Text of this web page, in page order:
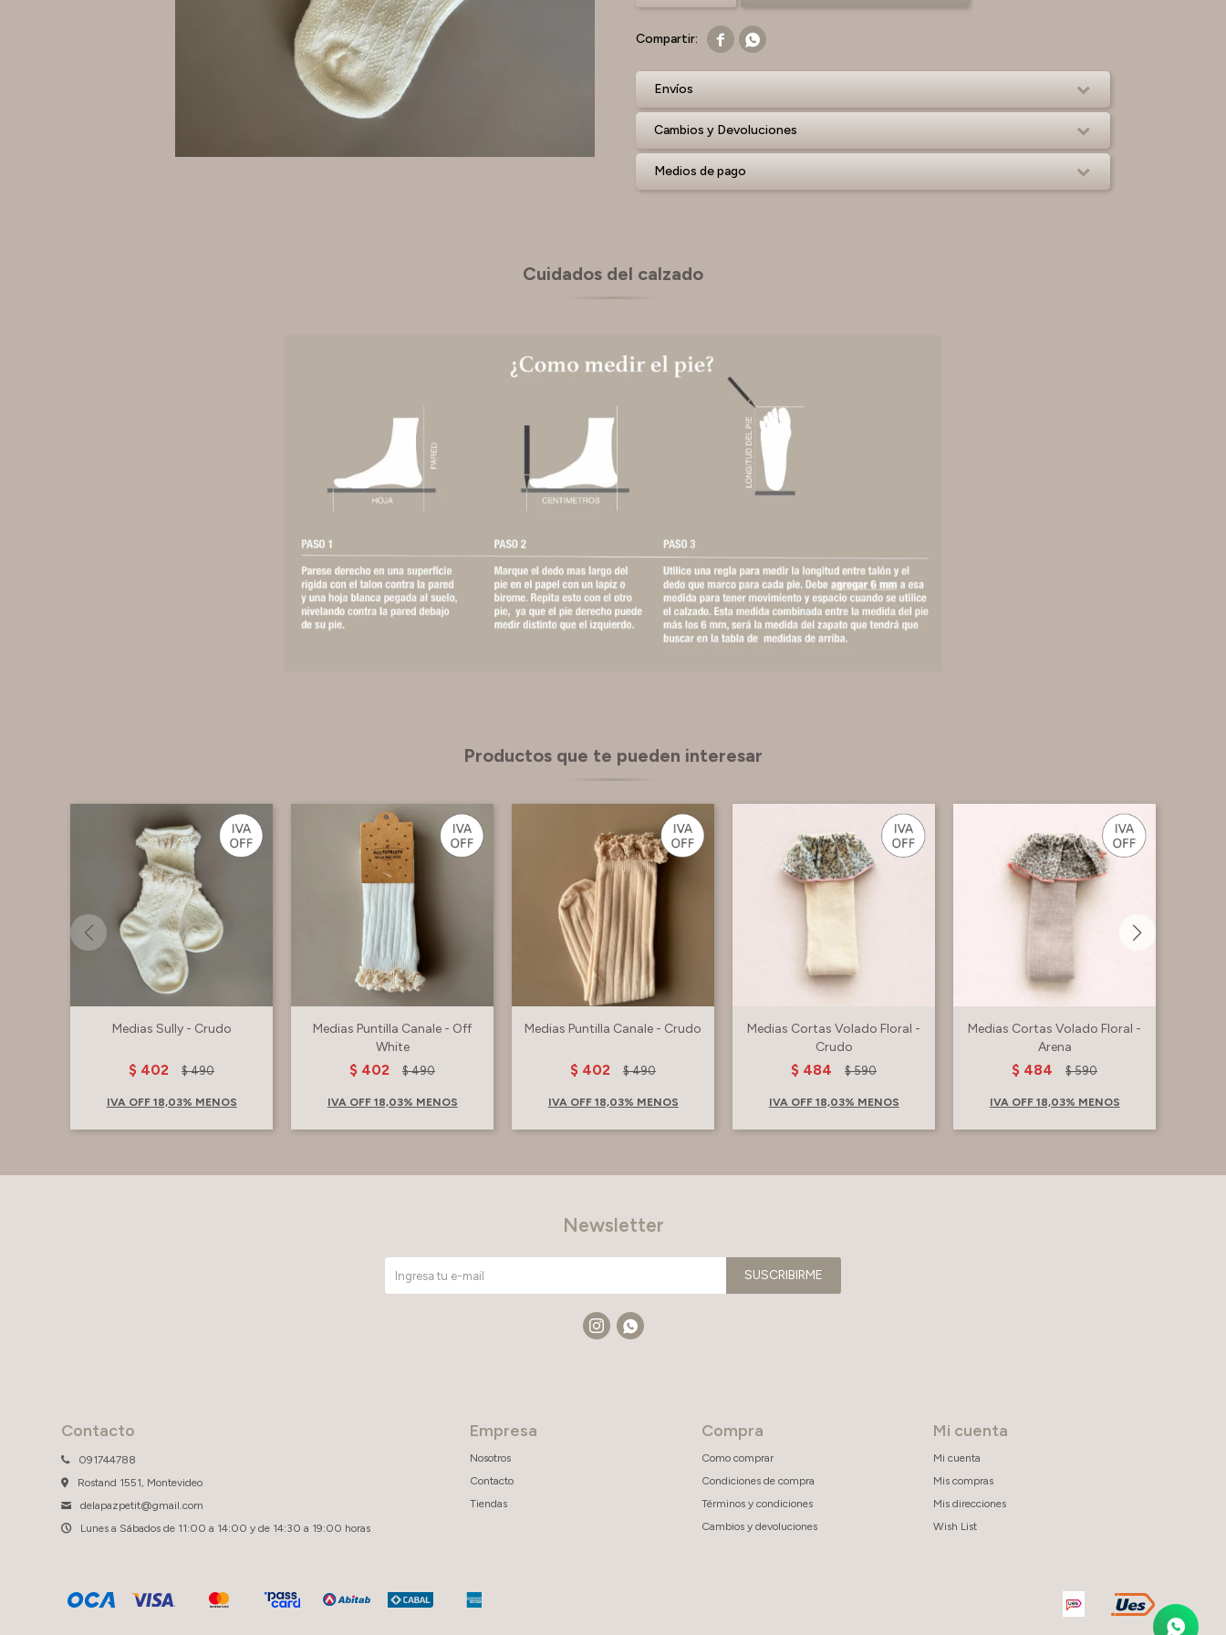
 
Envíos
Cambios y Devoluciones
Medios de pago
Cuidados del calzado
Productos que te pueden interesar
Medias Sully - Crudo
$ 402 $ 490
IVA OFF 18,03% MENOS
Medias Puntilla Canale - Off
White
$ 402 $ 490
IVA OFF 18,03% MENOS
Medias Puntilla Canale - Crudo
$ 402 $ 490
IVA OFF 18,03% MENOS
Medias Cortas Volado Floral -
Crudo
$ 484 $ 590
IVA OFF 18,03% MENOS
Medias Cortas Volado Floral -
Arena
$ 484 $ 590
IVA OFF 18,03% MENOS
Contacto
091744788
Rostand 1551, Montevideo
delapazpetit@gmail.com
Lunes a Sábados de 11:00 a 14:00 y de 14:30 a 19:00 horas
Empresa
Nosotros
Contacto
Tiendas
Compra
Como comprar
Condiciones de compra
Términos y condiciones
Cambios y devoluciones
Mi cuenta
Mi cuenta
Mis compras
Mis direcciones
Wish List
Newsletter
SUSCRIBIRME
 